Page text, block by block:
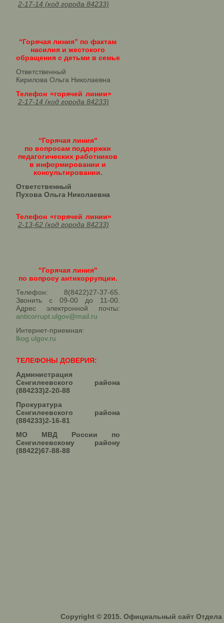
2-17-14 (код города 84233)
“Горячая линия” по фактам
насилия и жестокого
обращения с детьми в семье
Ответственный
Кирилова Ольга Николаевна
Телефон «горячей линии»
2-17-14 (код города 84233)
“Горячая линия"
по вопросам поддержки
педагогических работников
в информировании и
консультировании.
Ответственный
Пухова Ольга Николаевна
Телефон «горячей линии»
2-13-62 (код города 84233)
"Горячая линия"
по вопросу антикоррупции.
Телефон: 8(8422)27-37-65.
Звонить с 09-00 до 11-00.
Адрес электронной почты:
anticorrupt.ulgov@mail.ru
Интернет-приемная:
lkog.ulgov.ru
ТЕЛЕФОНЫ ДОВЕРИЯ:
Администрация
Сенгилеевского района
(884233)2-20-88
Прокуратура
Сенгилеевского района
(884233)2-16-81
МО МВД России по
Сенгилеевскому району
(88422)67-88-88
Copyright © 2015. Официальный сайт